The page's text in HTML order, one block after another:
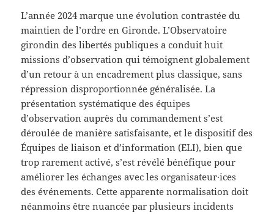
L’année 2024 marque une évolution contrastée du
maintien de l’ordre en Gironde. L’Observatoire
girondin des libertés publiques a conduit huit
missions d’observation qui témoignent globalement
d’un retour à un encadrement plus classique, sans
répression disproportionnée généralisée. La
présentation systématique des équipes
d’observation auprès du commandement s’est
déroulée de manière satisfaisante, et le dispositif des
Équipes de liaison et d’information (ELI), bien que
trop rarement activé, s’est révélé bénéfique pour
améliorer les échanges avec les organisateur·ices
des événements. Cette apparente normalisation doit
néanmoins être nuancée par plusieurs incidents